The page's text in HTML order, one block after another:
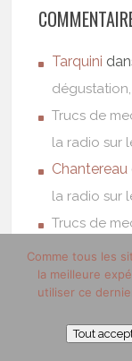
Tarquini
Trucs de
la radio sur
Chantereau
la radio sur
Trucs de
visage du
Abaddans
whisky
Comme tous les
la meilleure
utiliser ce
Tout